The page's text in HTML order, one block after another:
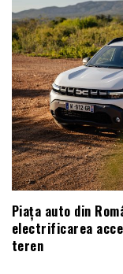
Piața auto din
electrificarea
teren